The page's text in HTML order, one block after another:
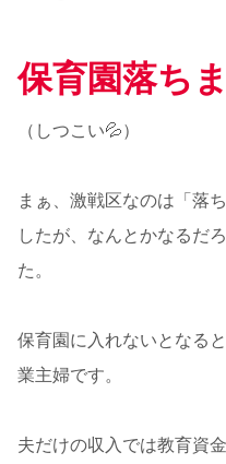
保育園落ち
（しつこい💦）
まぁ、激戦区なのは「落
したが、なんとかなるだ
た。
保育園に入れないとなる
業主婦です。
夫だけの収入では教育資